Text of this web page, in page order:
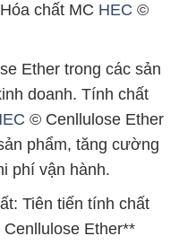
chất MC HEC ©
Ether trong các sản
doanh. Tính chất
© Cenllulose Ether
phẩm, tăng cường
phí vận hành.
Tiên tiến tính chất
Ether**